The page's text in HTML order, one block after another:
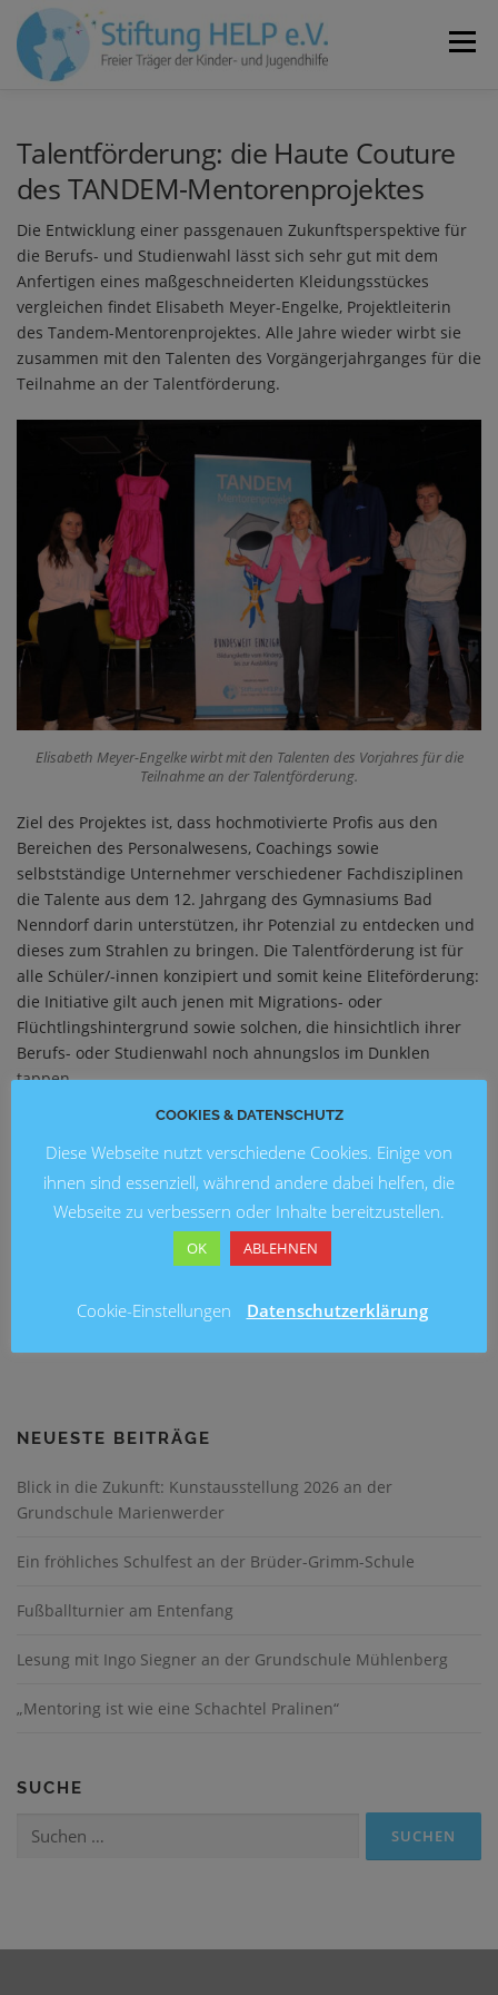
Zum
Inhalt
springen
Menü
Talentförderung: die Haute Couture
des TANDEM-Mentorenprojektes
Die Entwicklung einer passgenauen Zukunftsperspektive für
die Berufs- und Studienwahl lässt sich sehr gut mit dem
Anfertigen eines maßgeschneiderten Kleidungsstückes
vergleichen findet Elisabeth Meyer-Engelke, Projektleiterin
des Tandem-Mentorenprojektes. Alle Jahre wieder wirbt sie
zusammen mit den Talenten des Vorgängerjahrganges für die
Teilnahme an der Talentförderung.
Elisabeth Meyer-Engelke wirbt mit den Talenten des Vorjahres für die
Teilnahme an der Talentförderung.
Ziel des Projektes ist, dass hochmotivierte Profis aus den
Bereichen des Personalwesens, Coachings sowie
selbstständige Unternehmer verschiedener Fachdisziplinen
die Talente aus dem 12. Jahrgang des Gymnasiums Bad
Nenndorf darin unterstützen, ihr Potenzial zu entdecken und
dieses zum Strahlen zu bringen. Die Talentförderung ist für
alle Schüler/-innen konzipiert und somit keine Eliteförderung:
die Initiative gilt auch jenen mit Migrations- oder
Flüchtlingshintergrund sowie solchen, die hinsichtlich ihrer
Berufs- oder Studienwahl noch ahnungslos im Dunklen
tappen.
Damit ist die Talentförderung die Haute Couture des Tandem-
Mentorenprojektes. Die herausfordernde geistige
„Schneiderarbeit“ besteht darin, gemeinsam mit dem
jeweiligen Talentscout die Stärken der Persönlichkeit
herauszuarbeiten. Anschließend werden maximal drei
erfolgreiche Bewerbungen verfasst. Durch die Teilnahme an
simulierten Bewerbungsgesprächen und einem Assessment-
vorbereitet. Damit ist eine Punktladung garantiert!
NEUESTE BEITRÄGE
Blick in die Zukunft: Kunstausstellung 2026 an der
Grundschule Marienwerder
Ein fröhliches Schulfest an der Brüder-Grimm-Schule
Fußballturnier am Entenfang
Lesung mit Ingo Siegner an der Grundschule Mühlenberg
„Mentoring ist wie eine Schachtel Pralinen“
SUCHE
Suchen
COOKIES & DATENSCHUTZ
Diese Webseite nutzt verschiedene Cookies. Einige von
ihnen sind essenziell, während andere dabei helfen, die
Webseite zu verbessern oder Inhalte bereitzustellen.
OK ABLEHNEN
Cookie-Einstellungen Datenschutzerklärung